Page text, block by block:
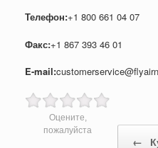
Телефон:+1 800 661 04 07
Факс:+1 867 393 46 01
E-mail:
Оцените,
пожалуйста
Post navigation
←